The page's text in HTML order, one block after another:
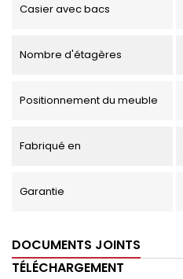
Casier avec bacs
Nombre d'étagères
Positionnement du meuble
Fabriqué en
Garantie
DOCUMENTS JOINTS
TÉLÉCHARGEMENT